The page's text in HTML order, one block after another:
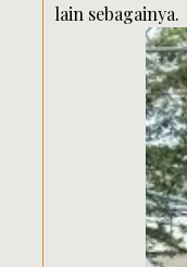
lain sebagainya.